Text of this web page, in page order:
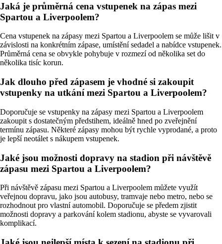
Jaká je průměrná cena vstupenek na zápas mezi
Spartou a Liverpoolem?
Cena vstupenek na zápasy mezi Spartou a Liverpoolem se může lišit v
závislosti na konkrétním zápase, umístění sedadel a nabídce vstupenek.
Průměrná cena se obvykle pohybuje v rozmezí od několika set do
několika tisíc korun.
Jak dlouho před zápasem je vhodné si zakoupit
vstupenky na utkání mezi Spartou a Liverpoolem?
Doporučuje se vstupenky na zápasy mezi Spartou a Liverpoolem
zakoupit s dostatečným předstihem, ideálně hned po zveřejnění
termínu zápasu. Některé zápasy mohou být rychle vyprodané, a proto
je lepší neotálet s nákupem vstupenek.
Jaké jsou možnosti dopravy na stadion při návštěvě
zápasu mezi Spartou a Liverpoolem?
Při návštěvě zápasu mezi Spartou a Liverpoolem můžete využít
veřejnou dopravu, jako jsou autobusy, tramvaje nebo metro, nebo se
rozhodnout pro vlastní automobil. Doporučuje se předem zjistit
možnosti dopravy a parkování kolem stadionu, abyste se vyvarovali
komplikací.